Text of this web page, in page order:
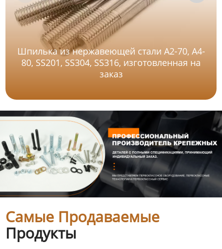
Шпилька из нержавеющей стали A2-70, A4-
80, SS201, SS304, SS316, изготовленная на
заказ
Самые Продаваемые
Продукты